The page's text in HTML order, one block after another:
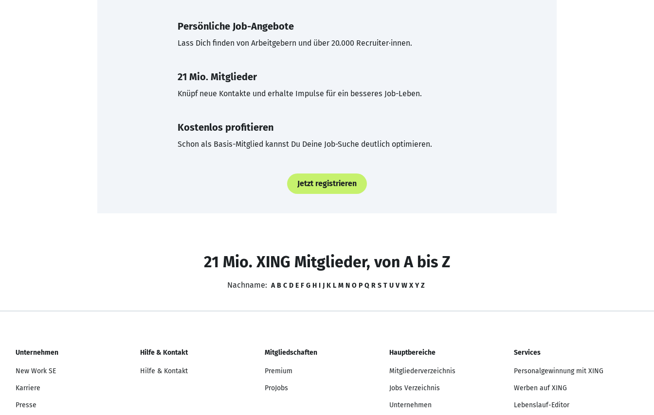
Persönliche Job-Angebote
Lass Dich finden von Arbeitgebern und über 20.000 Recruiter·innen.
21 Mio. Mitglieder
Knüpf neue Kontakte und erhalte Impulse für ein besseres Job-Leben.
Kostenlos profitieren
Schon als Basis-Mitglied kannst Du Deine Job-Suche deutlich optimieren.
Jetzt registrieren
21 Mio. XING Mitglieder, von A bis Z
Nachname: A B C D E F G H I J K L M N O P Q R S T U V W X Y Z
Unternehmen
New Work SE
Karriere
Presse
Hilfe & Kontakt
Hilfe & Kontakt
Mitgliedschaften
Premium
ProJobs
Hauptbereiche
Mitgliederverzeichnis
Jobs Verzeichnis
Unternehmen
Services
Personalgewinnung mit XING
Werben auf XING
Lebenslauf-Editor